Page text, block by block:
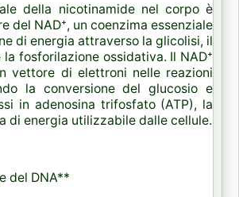
della nicotinamide nel corpo è
del NAD⁺, un coenzima essenziale
di energia attraverso la glicolisi, il
fosforilazione ossidativa. Il NAD⁺
vettore di elettroni nelle reazioni
la conversione del glucosio e
in adenosina trifosfato (ATP), la
di energia utilizzabile dalle cellule.
del DNA**